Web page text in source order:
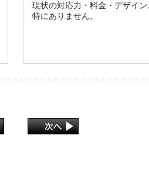
現状の対応力・料金・デザイン
特にありません。